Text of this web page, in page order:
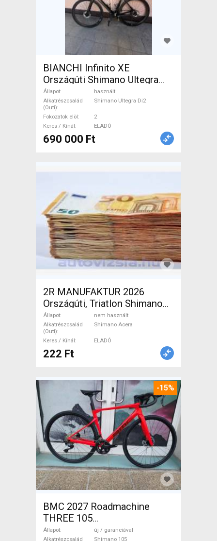
BIANCHI Infinito XE
Országúti Shimano Ultegra
Di2 tárcsafék használt ELADÓ
Állapot
használt
Alkatrészcsalád
(Outi)
Shimano Ultegra Di2
Fokozatok elöl
2
Keres / Kínál
ELADÓ
690 000 Ft
2R MANUFAKTUR 2026
Országúti, Triatlon Shimano
Acera tárcsafék nem használt
ELADÓ
Állapot
nem használt
Alkatrészcsalád
(Outi)
Shimano Acera
Keres / Kínál ELADÓ
222 Ft
-15%
BMC 2027 Roadmachine
THREE 105
(47,51,54,56,58,61) Országúti
Állapot
új / garanciával
Alkatrészcsalád
Shimano 105